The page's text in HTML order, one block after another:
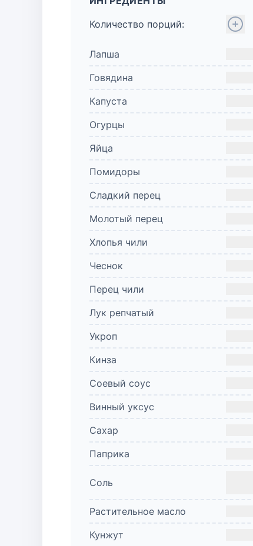
Количество порций:
Лапша
Говядина
Капуста
Огурцы
Яйца
Помидоры
Сладкий перец
Молотый перец
Хлопья чили
Чеснок
Перец чили
Лук репчатый
Укроп
Кинза
Соевый соус
Винный уксус
Сахар
Паприка
Соль
Растительное масло
Кунжут